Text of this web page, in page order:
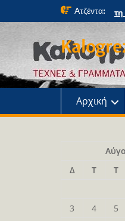
Ατζέντα:
Αρχική
Δ
Τ Τ
3
4 5